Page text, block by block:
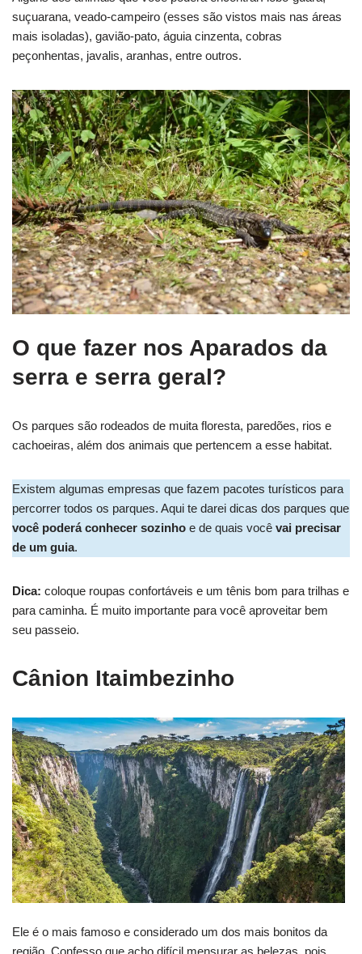
suçuarana, veado-campeiro (esses são vistos mais nas áreas
mais isoladas), gavião-pato, águia cinzenta, cobras
peçonhentas, javalis, aranhas, entre outros.
O que fazer nos Aparados da
serra e serra geral?
Os parques são rodeados de muita floresta, paredões, rios e
cachoeiras, além dos animais que pertencem a esse habitat.
Existem algumas empresas que fazem pacotes turísticos para
percorrer todos os parques. Aqui te darei dicas dos parques que
você poderá conhecer sozinho e de quais você vai precisar
de um guia.
Dica: coloque roupas confortáveis e um tênis bom para trilhas e
para caminha. É muito importante para você aproveitar bem
seu passeio.
Cânion Itaimbezinho
Ele é o mais famoso e considerado um dos mais bonitos da
região. Confesso que acho difícil mensurar as belezas, pois